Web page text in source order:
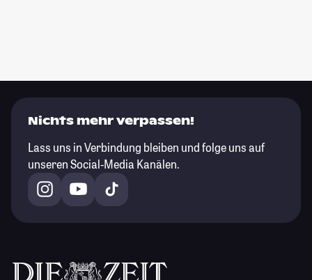
Nichts mehr verpassen!
Lass uns in Verbindung bleiben und folge uns auf
unseren Social-Media Kanälen.